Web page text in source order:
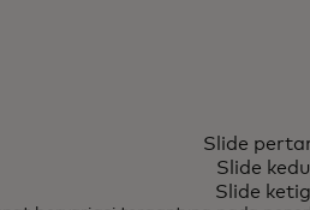
biasa serta
Slide
Slide
Slide